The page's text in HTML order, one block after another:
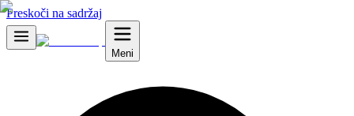
Preskoči na sadržaj
Meni